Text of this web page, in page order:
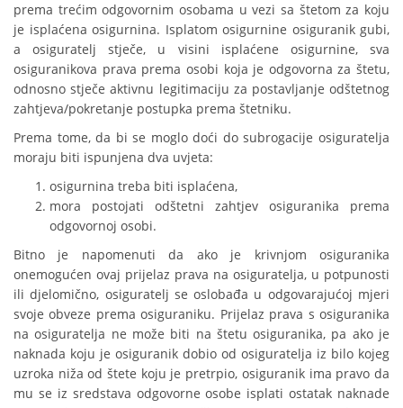
prema trećim odgovornim osobama u vezi sa štetom za koju
je isplaćena osigurnina. Isplatom osigurnine osiguranik gubi,
a osiguratelj stječe, u visini isplaćene osigurnine, sva
osiguranikova prava prema osobi koja je odgovorna za štetu,
odnosno stječe aktivnu legitimaciju za postavljanje odštetnog
zahtjeva/pokretanje postupka prema štetniku.
Prema tome, da bi se moglo doći do subrogacije osiguratelja
moraju biti ispunjena dva uvjeta:
osigurnina treba biti isplaćena,
mora postojati odštetni zahtjev osiguranika prema
odgovornoj osobi.
Bitno je napomenuti da ako je krivnjom osiguranika
onemogućen ovaj prijelaz prava na osiguratelja, u potpunosti
ili djelomično, osiguratelj se oslobađa u odgovarajućoj mjeri
svoje obveze prema osiguraniku. Prijelaz prava s osiguranika
na osiguratelja ne može biti na štetu osiguranika, pa ako je
naknada koju je osiguranik dobio od osiguratelja iz bilo kojeg
uzroka niža od štete koju je pretrpio, osiguranik ima pravo da
mu se iz sredstava odgovorne osobe isplati ostatak naknade